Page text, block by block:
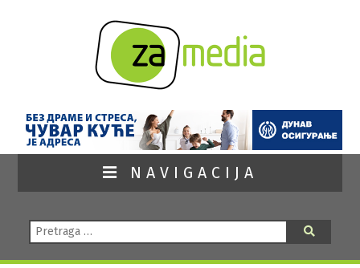
NAVIGACIJA
Pretraga: